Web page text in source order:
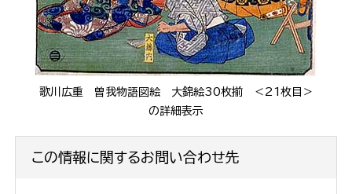
歌川広重 曽我物語図絵 大錦絵30枚揃 ＜21枚目＞
の詳細表示
この情報に関するお問い合わせ先